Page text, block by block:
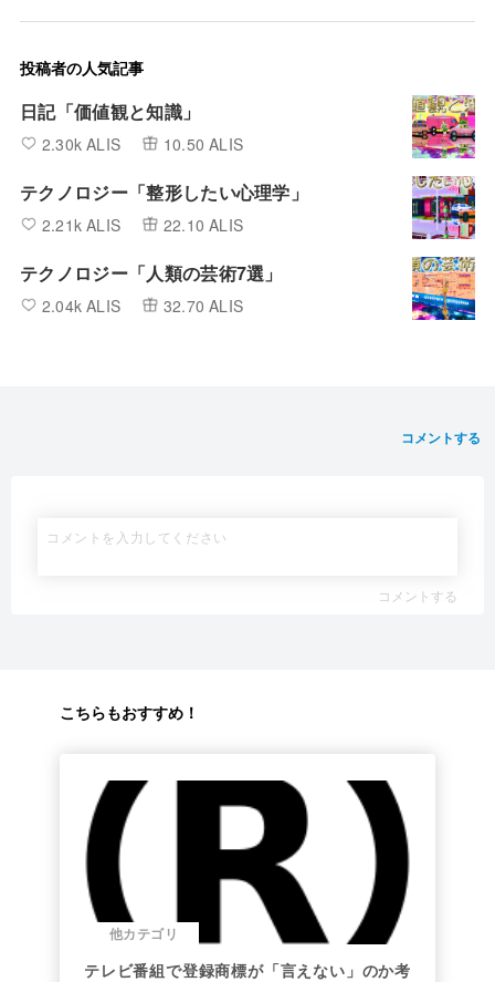
投稿者の人気記事
日記「価値観と知識」
2.30k ALIS 10.50 ALIS
テクノロジー「整形したい心理学」
2.21k ALIS 22.10 ALIS
テクノロジー「人類の芸術7選」
2.04k ALIS 32.70 ALIS
コメントする
コメントする
こちらもおすすめ！
他カテゴリ
テレビ番組で登録商標が「言えない」のか考